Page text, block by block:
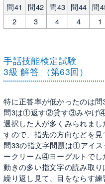
問41
問42 問43 問44 問
2
3 4 4 1
手話技能検定試験
3級 解答 （第63回）
特に正答率が低かったのは問
問3は①返す②貸す③みやげ
選択した人が多くみられま
すので、指先の方向などを見
問33の指文字問題は①アイ
ークリーム④ヨーグルトでし
動きの多い指文字の読み取
繰り返し見て、目をならす練